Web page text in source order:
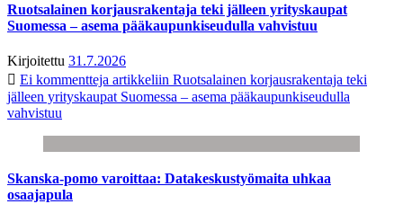
Ruotsalainen korjausrakentaja teki jälleen yrityskaupat
Suomessa – asema pääkaupunkiseudulla vahvistuu
Kirjoitettu 31.7.2026
Ei kommentteja artikkeliin Ruotsalainen korjausrakentaja teki
jälleen yrityskaupat Suomessa – asema pääkaupunkiseudulla
vahvistuu
Skanska-pomo varoittaa: Datakeskustyömaita uhkaa
osaajapula